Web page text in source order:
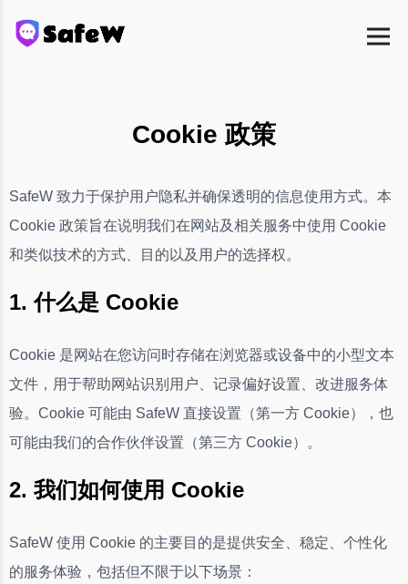
Cookie 政策
SafeW 致力于保护用户隐私并确保透明的信息使用方式。本
Cookie 政策旨在说明我们在网站及相关服务中使用 Cookie
和类似技术的方式、目的以及用户的选择权。
1. 什么是 Cookie
Cookie 是网站在您访问时存储在浏览器或设备中的小型文本
文件，用于帮助网站识别用户、记录偏好设置、改进服务体
验。Cookie 可能由 SafeW 直接设置（第一方 Cookie），也
可能由我们的合作伙伴设置（第三方 Cookie）。
2. 我们如何使用 Cookie
SafeW 使用 Cookie 的主要目的是提供安全、稳定、个性化
的服务体验，包括但不限于以下场景：